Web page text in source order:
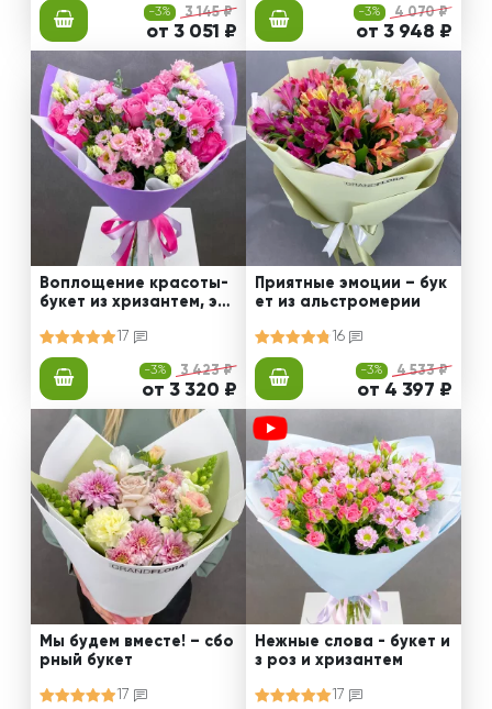
-3% 3 145 ₽
от 3 051 ₽
-3% 4 070 ₽
от 3 948 ₽
Воплощение красоты-
букет из хризантем, эус
17
-3% 3 423 ₽
от 3 320 ₽
Приятные эмоции – бук
ет из альстромерии
16
-3% 4 533 ₽
от 4 397 ₽
Мы будем вместе! – сбо
рный букет
17
Нежные слова - букет и
з роз и хризантем
17